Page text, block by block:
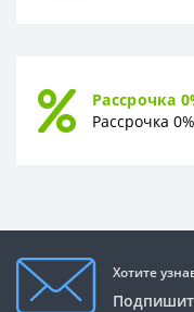
Рассрочка
Рассрочка 0%
Хотите